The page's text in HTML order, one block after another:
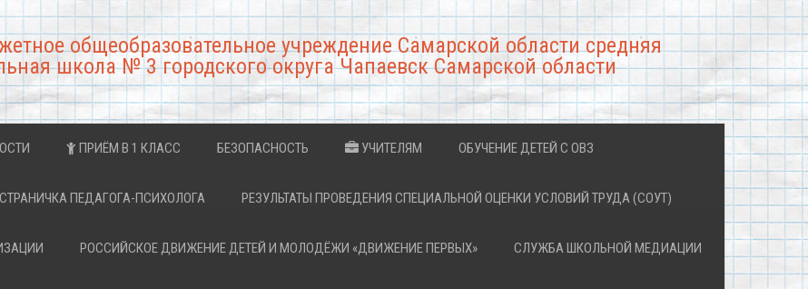
общеобразовательное учреждение Самарской области средняя
школа № 3 городского округа Чапаевск Самарской области
ПРИЁМ В 1 КЛАСС БЕЗОПАСНОСТЬ УЧИТЕЛЯМ ОБУЧЕНИЕ ДЕТЕЙ С ОВЗ
СТРАНИЧКА ПЕДАГОГА-ПСИХОЛОГА РЕЗУЛЬТАТЫ ПРОВЕДЕНИЯ СПЕЦИАЛЬНОЙ ОЦЕНКИ УСЛОВИЙ ТРУДА (СОУТ)
РОССИЙСКОЕ ДВИЖЕНИЕ ДЕТЕЙ И МОЛОДЁЖИ «ДВИЖЕНИЕ ПЕРВЫХ» СЛУЖБА ШКОЛЬНОЙ МЕДИАЦИИ